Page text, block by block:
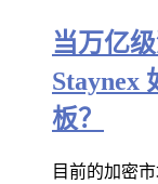
当万亿
Staynex
板？
目前的加密